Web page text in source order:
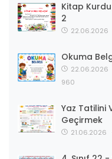
Kitap
2
22.06.2026
Okuma
22.06.2026
960
Yaz Tatilini
Geçirmek
21.06.2026